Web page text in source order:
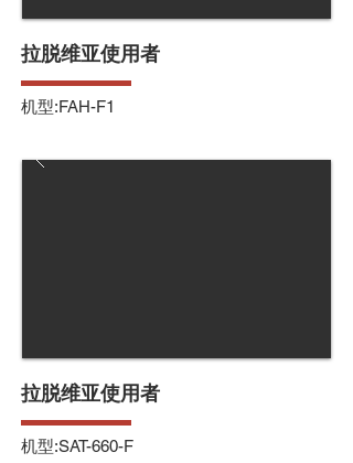
拉脱维亚使用者
机型:FAH-F1
拉脱维亚使用者
机型:SAT-660-F